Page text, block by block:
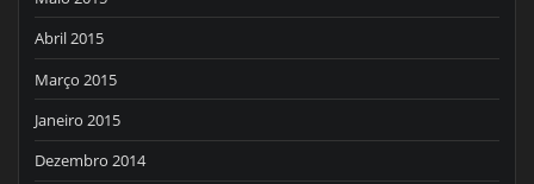
Abril 2015
Março 2015
Janeiro 2015
Dezembro 2014